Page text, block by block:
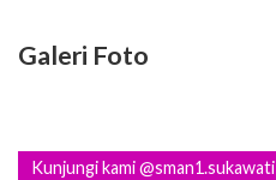
Galeri Foto
Kunjungi kami @sman1.sukawati